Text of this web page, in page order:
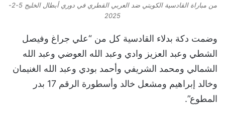
من مباراة القادسية الكويتي ضد العربي القطري في دوري أبطال الخليج 5-2-
2025
وضمت دكة بدلاء القادسية كل من “علي جراغ وفيصل
الشطي وعبد العزيز وادي وعبد الله العوضي وعبد الله
الشمالي ومحمد الشريفي وأحمد بودي وعبد الله الغنيمان
وخالد إبراهيم ومشعل خالد وأسطورة الرقم 17 بدر
المطوع”.